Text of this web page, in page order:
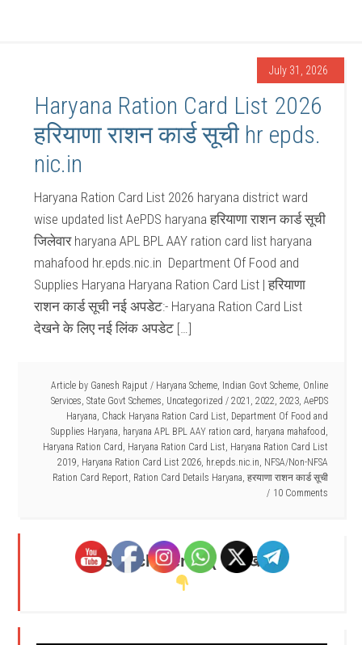
July 31, 2026
Haryana Ration Card List 2026
हरियाणा राशन कार्ड सूची hr epds.
nic.in
Haryana Ration Card List 2026 haryana district ward
wise updated list AePDS haryana हरियाणा राशन कार्ड सूची
जिलेवार haryana APL BPL AAY ration card list haryana
mahafood hr.epds.nic.in Department Of Food and
Supplies Haryana Haryana Ration Card List | हरियाणा
राशन कार्ड सूची नई अपडेट:- Haryana Ration Card List
देखने के लिए नई लिंक अपडेट […]
Article by Ganesh Rajput / Haryana Scheme, Indian Govt Scheme, Online
Services, State Govt Schemes, Uncategorized / 2021 , 2022, 2023, AePDS
Haryana, Chack Haryana Ration Card List, Department Of Food and
Supplies Haryana, haryana APL BPL AAY ration card, haryana mahafood,
Haryana Ration Card, Haryana Ration Card List, Haryana Ration Card List
2019, Haryana Ration Card List 2026, hr.epds.nic.in, NFSA/Non-NFSA
Ration Card Report, Ration Card Details Haryana, हरयाणा राशन कार्ड सूची
10 Comments
Search Here - ( यहाँ खोजें )